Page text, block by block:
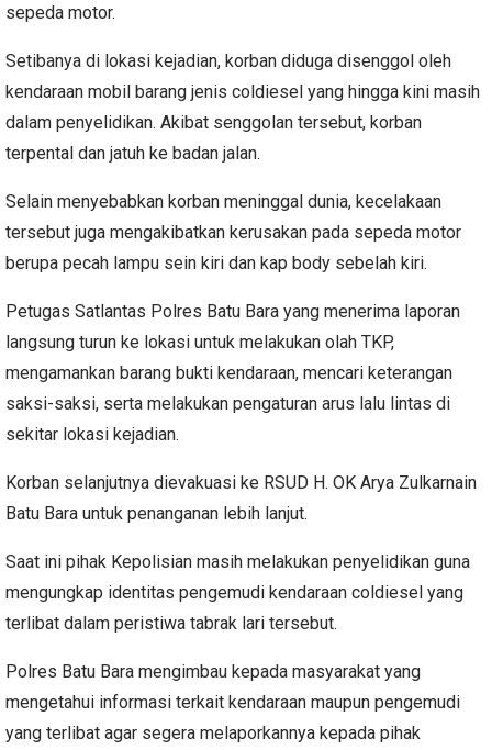
sepeda motor.
Setibanya di lokasi kejadian, korban diduga disenggol oleh
kendaraan mobil barang jenis coldiesel yang hingga kini masih
dalam penyelidikan. Akibat senggolan tersebut, korban
terpental dan jatuh ke badan jalan.
Selain menyebabkan korban meninggal dunia, kecelakaan
tersebut juga mengakibatkan kerusakan pada sepeda motor
berupa pecah lampu sein kiri dan kap body sebelah kiri.
Petugas Satlantas Polres Batu Bara yang menerima laporan
langsung turun ke lokasi untuk melakukan olah TKP,
mengamankan barang bukti kendaraan, mencari keterangan
saksi-saksi, serta melakukan pengaturan arus lalu lintas di
sekitar lokasi kejadian.
Korban selanjutnya dievakuasi ke RSUD H. OK Arya Zulkarnain
Batu Bara untuk penanganan lebih lanjut.
Saat ini pihak Kepolisian masih melakukan penyelidikan guna
mengungkap identitas pengemudi kendaraan coldiesel yang
terlibat dalam peristiwa tabrak lari tersebut.
Polres Batu Bara mengimbau kepada masyarakat yang
mengetahui informasi terkait kendaraan maupun pengemudi
yang terlibat agar segera melaporkannya kepada pihak